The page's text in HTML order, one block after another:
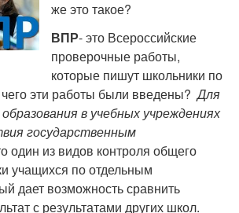
же это такое?
ВПР- это Всероссийские
проверочные работы,
которые пишут школьники по
чего эти работы были введены?Для
в учебных учреждениях
государственным
один из видов контроля общего
учащихся по отдельным
дает возможность сравнить
с результатами других школ.